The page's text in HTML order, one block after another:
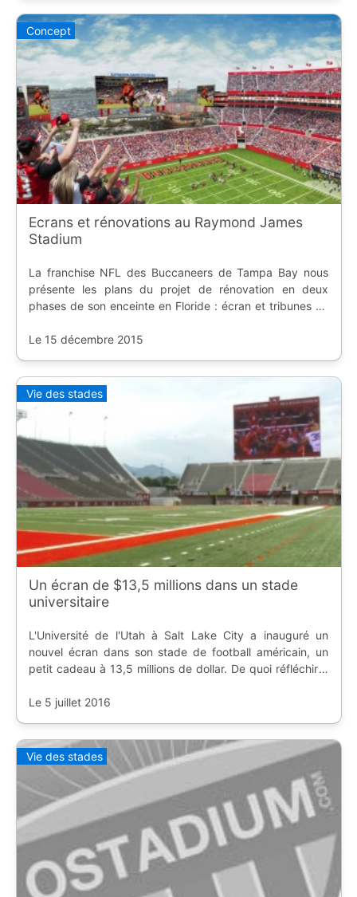
Concept
Ecrans et rénovations au Raymond James
Stadium
La franchise NFL des Buccaneers de Tampa Bay nous
présente les plans du projet de rénovation en deux
phases de son enceinte en Floride : écran et tribunes au
Le 15 décembre 2015
Vie des stades
Un écran de $13,5 millions dans un stade
universitaire
L'Université de l'Utah à Salt Lake City a inauguré un
nouvel écran dans son stade de football américain, un
petit cadeau à 13,5 millions de dollar. De quoi réfléchir à
Le 5 juillet 2016
Vie des stades